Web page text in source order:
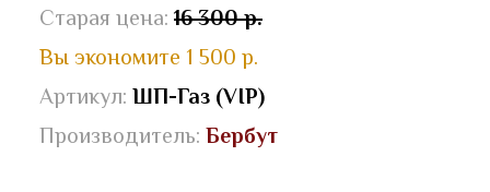
Старая цена: 16 300 р.
Вы экономите 1 500 р.
Артикул: ШП-Газ (VIP)
Производитель: Бербут